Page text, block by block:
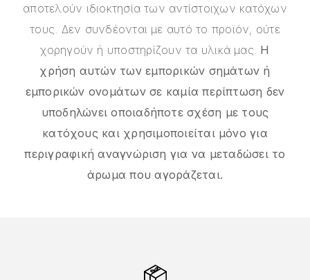
αποτελούν ιδιοκτησία των αντίστοιχων κατόχων
τους. Δεν συνδέονται με αυτό το προϊόν, ούτε
χορηγούν ή υποστηρίζουν τα υλικά μας. Η
χρήση αυτών των εμπορικών σημάτων ή
εμπορικών ονομάτων σε καμία περίπτωση δεν
υποδηλώνει οποιαδήποτε σχέση με τους
κατόχους και χρησιμοποιείται μόνο για
περιγραφική αναγνώριση για να μεταδώσει το
άρωμα που αγοράζεται.